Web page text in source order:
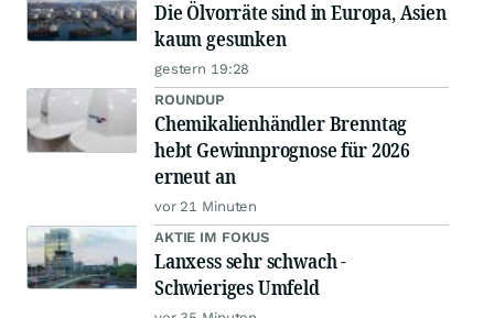
Die Ölvorräte sind in Europa, Asien
kaum gesunken
gestern 19:28
ROUNDUP
Chemikalienhändler Brenntag
hebt Gewinnprognose für 2026
erneut an
vor 21 Minuten
AKTIE IM FOKUS
Lanxess sehr schwach -
Schwieriges Umfeld